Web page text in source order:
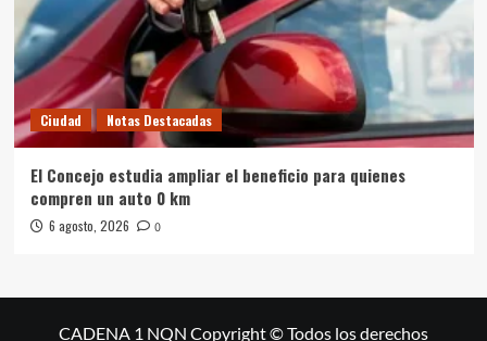
Ciudad Notas Destacadas
El Concejo estudia ampliar el beneficio para quienes
compren un auto 0 km
6 agosto, 2026 0
CADENA 1 NQN Copyright © Todos los derechos